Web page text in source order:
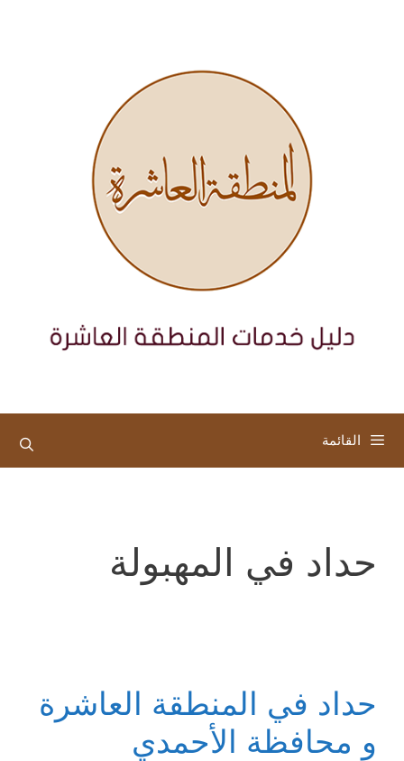
القائمة
حداد في المهبولة
حداد في المنطقة العاشرة
و محافظة الأحمدي